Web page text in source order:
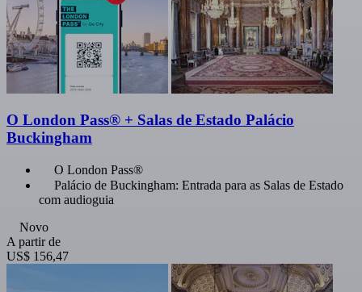
O London Pass® + Salas de Estado Palácio
Buckingham
O London Pass®
Palácio de Buckingham: Entrada para as Salas de Estado
com audioguia
Novo
A partir de
US$ 156,47